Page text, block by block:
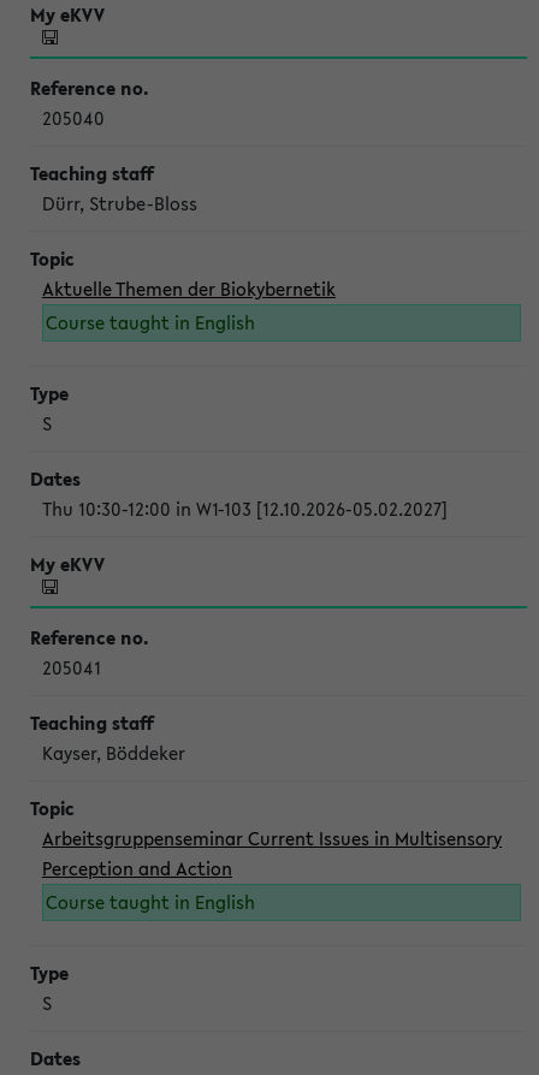
205040
Dürr, Strube-Bloss
Aktuelle Themen der Biokybernetik
Course taught in English
S
Thu 10:30-12:00 in W1-103 [12.10.2026-05.02.2027]
205041
Kayser, Böddeker
Arbeitsgruppenseminar Current Issues in Multisensory
Perception and Action
Course taught in English
S